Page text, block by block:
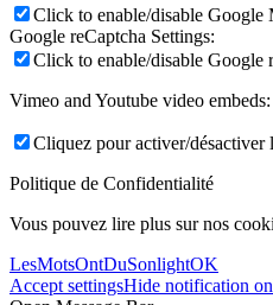
Click to enable/disable Google
Google reCaptcha Settings:
Click to enable/disable Google
Vimeo and Youtube video embeds:
Cliquez pour activer/désactiver
Politique de Confidentialité
Vous pouvez lire plus sur nos
LesMotsOntDuSonlightOK
Accept settingsHide notification